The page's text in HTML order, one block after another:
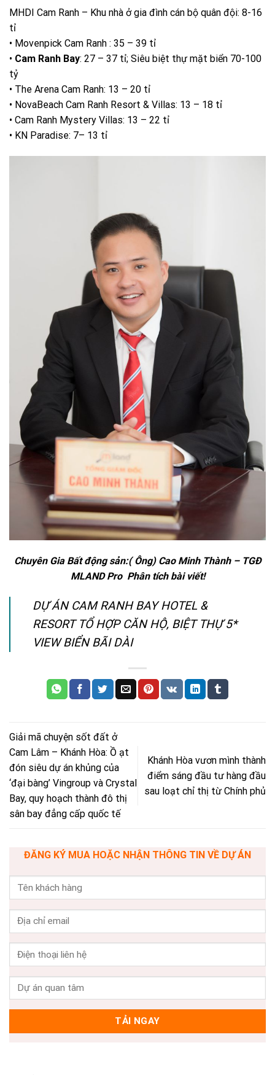
MHDI Cam Ranh – Khu nhà ở gia đình cán bộ quân đội: 8-16
tỉ
• Movenpick Cam Ranh : 35 – 39 tỉ
• Cam Ranh Bay: 27 – 37 tỉ; Siêu biệt thự mặt biển 70-100
tỷ
• The Arena Cam Ranh: 13 – 20 tỉ
• NovaBeach Cam Ranh Resort & Villas: 13 – 18 tỉ
• Cam Ranh Mystery Villas: 13 – 22 tỉ
• KN Paradise: 7– 13 tỉ
Chuyên Gia Bất động sản:( Ông) Cao Minh Thành – TGĐ
MLAND ProPhân tích bài viết!
DỰ ÁN CAM RANH BAY HOTEL &
RESORT TỔ HỢP CĂN HỘ, BIỆT THỰ 5*
VIEW BIỂN BÃI DÀI
Giải mã chuyện sốt đất ở
Cam Lâm – Khánh Hòa: Ồ ạt
đón siêu dự án khủng của
‘đại bàng’ Vingroup và Crystal
Bay, quy hoạch thành đô thị
sân bay đẳng cấp quốc tế
Khánh Hòa vươn mình thành
điểm sáng đầu tư hàng đầu
sau loạt chỉ thị từ Chính phủ
ĐĂNG KÝ MUA HOẶC NHẬN THÔNG TIN VỀ DỰ ÁN